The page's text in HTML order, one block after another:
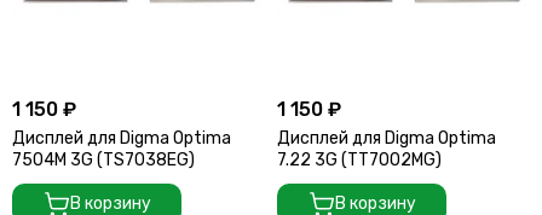
1 150 ₽
Дисплей для Digma Optima
7504M 3G (TS7038EG)
В корзину
1 150 ₽
Дисплей для Digma Optima
7.22 3G (TT7002MG)
В корзину